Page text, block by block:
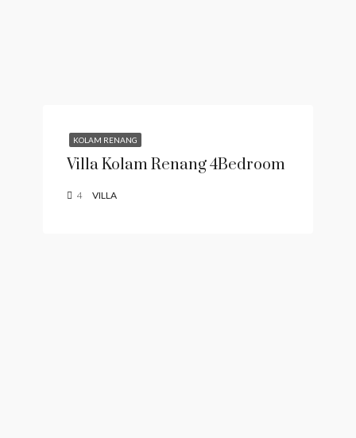
KOLAM RENANG
Villa Kolam Renang 4Bedroom
4 VILLA